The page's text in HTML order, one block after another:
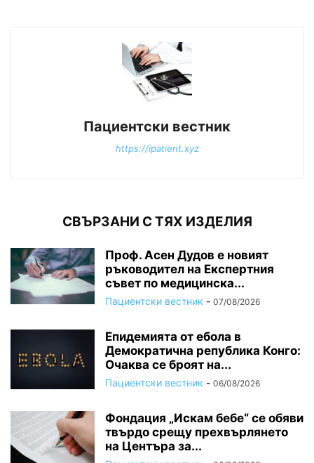
Пациентски вестник
https://ipatient.xyz
СВЪРЗАНИ С ТЯХ ИЗДЕЛИЯ
Проф. Асен Дудов е новият
ръководител на Експертния
съвет по медицинска...
Пациентски вестник - 07/08/2026
Епидемията от ебола в
Демократична република Конго:
Очаква се броят на...
Пациентски вестник - 06/08/2026
Фондация „Искам бебе“ се обяви
твърдо срещу прехвърлянето
на Центъра за...